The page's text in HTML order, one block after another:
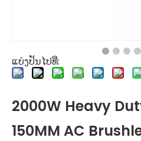
ແບ່ງປັນໄປທີ່:
2000W Heavy
150MM AC